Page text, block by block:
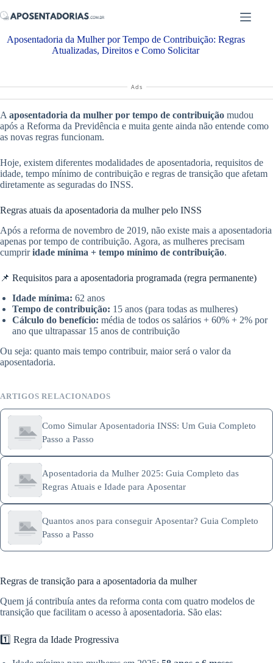
Pular
para
conteúdo
Aposentadoria da Mulher por Tempo de Contribuição: Regras
Atualizadas, Direitos e Como Solicitar
Ads
A aposentadoria da mulher por tempo de contribuição mudou
após a Reforma da Previdência e muita gente ainda não entende como
as novas regras funcionam.
Hoje, existem diferentes modalidades de aposentadoria, requisitos de
idade, tempo mínimo de contribuição e regras de transição que afetam
diretamente as seguradas do INSS.
Regras atuais da aposentadoria da mulher pelo INSS
Após a reforma de novembro de 2019, não existe mais a aposentadoria
apenas por tempo de contribuição. Agora, as mulheres precisam
cumpriridade mínima + tempo mínimo de contribuição.
📌 Requisitos para a aposentadoria programada (regra permanente)
Idade mínima: 62 anos
Tempo de contribuição: 15 anos (para todas as mulheres)
Cálculo do benefício: média de todos os salários + 60% + 2% por
ano que ultrapassar 15 anos de contribuição
Ou seja: quanto mais tempo contribuir, maior será o valor da
aposentadoria.
ARTIGOS RELACIONADOS
Como Simular Aposentadoria INSS: Um Guia Completo
Passo a Passo
Aposentadoria da Mulher 2025: Guia Completo das
Regras Atuais e Idade para Aposentar
Quantos anos para conseguir Aposentar? Guia Completo
Passo a Passo
Regras de transição para a aposentadoria da mulher
Quem já contribuía antes da reforma conta com quatro modelos de
transição que facilitam o acesso à aposentadoria. São elas:
1️⃣ Regra da Idade Progressiva